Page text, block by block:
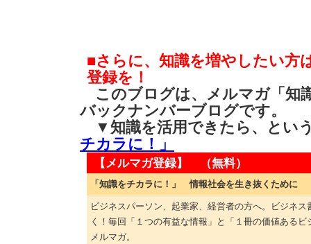
■さらに、知識を増やしたい方
登録を！
このブログは、メルマガ「知
バックナンバーブログです。
▼知識を活用できたら、と
チカラに！」
【メルマガ登録】 （無料）
「知識をチカラに！」 情報社会を生き抜くために
ビジネスパーソン、起業家、経営者の方へ。ビジネ
く！毎回「１つの有益な情報」と「１冊の価値ある
メルマガ。